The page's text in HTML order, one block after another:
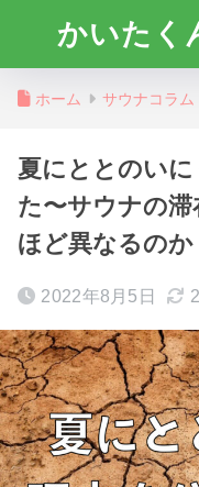
かいたく
ホーム サウナコラム
夏にととのい
た〜サウナの
ほど異なるのか
2022年8月5日